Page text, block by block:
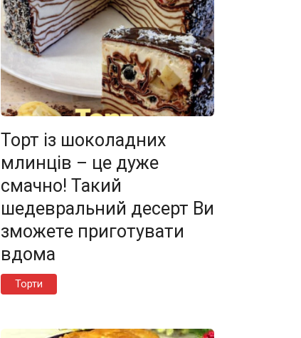
Торт із шоколадних
млинців – це дуже
смачно! Такий
шедевральний десерт Ви
зможете приготувати
вдома
Торти